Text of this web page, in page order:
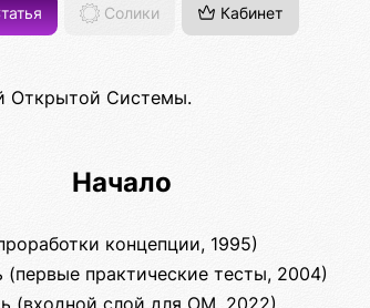
Солики Кабинет
Системы.
Начало
концепции, 1995)
практические тесты, 2004)